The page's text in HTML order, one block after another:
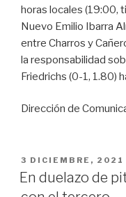
horas locales (19:00,
Nuevo Emilio Ibarra
entre Charros y
la responsabilidad
Friedrichs (0-1, 1.80)
Dirección de
PUBLICADO
EN
3 DICIEMBRE, 2021
En duelazo de